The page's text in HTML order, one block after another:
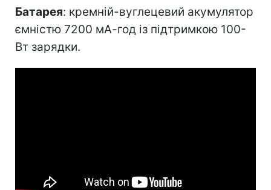
Батарея: кремній-вуглецевий акумулятор
ємністю 7200 мА-год із підтримкою 100-
Вт зарядки.